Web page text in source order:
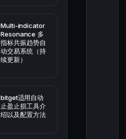
Multi-indicator
Resonance 多
指标共振趋势自
动交易系统（持
续更新）
bitget适用自动
止盈止损工具介
绍以及配置方法